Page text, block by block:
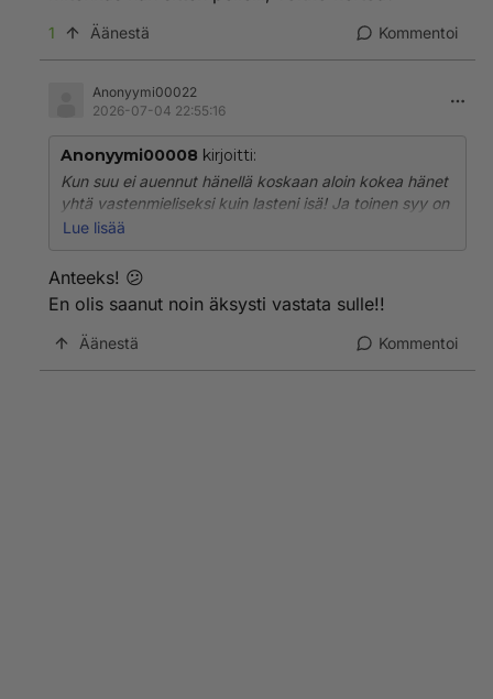
1 Äänestä Kommentoi
Anonyymi00022
2026-07-04 22:55:16
Anonyymi00008 kirjoitti:
Kun suu ei auennut hänellä koskaan aloin kokea hänet
yhtä vastenmieliseksi kuin lasteni isä! Ja toinen syy on
se, että pidän vain suunnilleen omaa ikäluokkaa
mitään stalkkerin kanssa!
Lue lisää
Anteeks! 😕
En olis saanut noin äksysti vastata sulle!!
Äänestä Kommentoi